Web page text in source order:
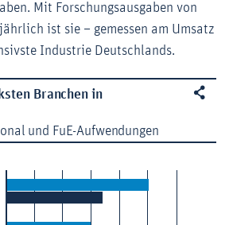
Mit Forschungsausgaben von
ist sie – gemessen am Umsatz
Industrie Deutschlands.